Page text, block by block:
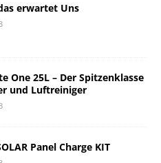
erwartet Uns
One 25L – Der Spitzenklasse
und Luftreiniger
Panel Charge KIT